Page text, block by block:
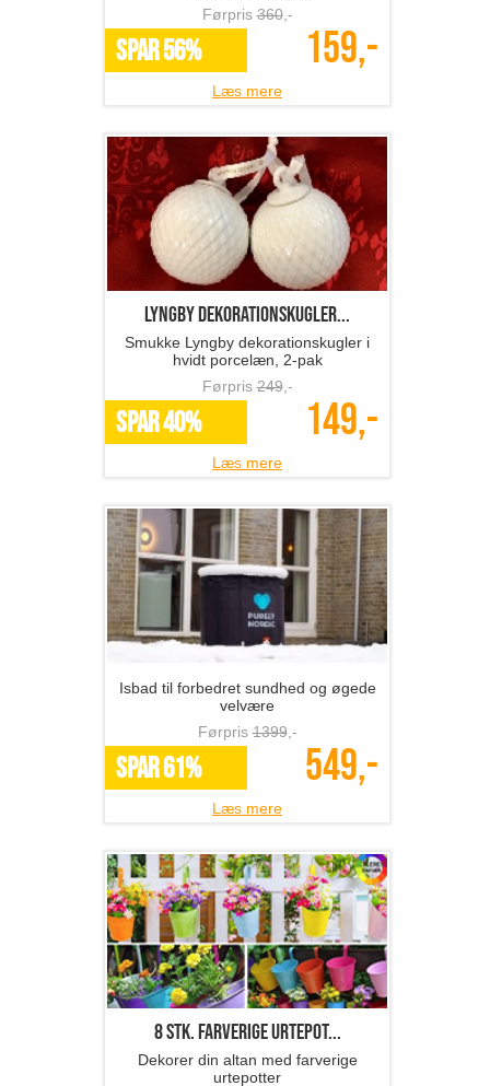
Førpris360,-
SPAR 56% 159,-
Læs mere
Lyngby dekorationskugler...
Smukke Lyngby dekorationskugler i
hvidt porcelæn, 2-pak
Førpris249,-
SPAR 40% 149,-
Læs mere
Isbad til forbedret sundhed og øgede
velvære
Førpris1399,-
SPAR 61% 549,-
Læs mere
8 stk. farverige urtepot...
Dekorer din altan med farverige
urtepotter